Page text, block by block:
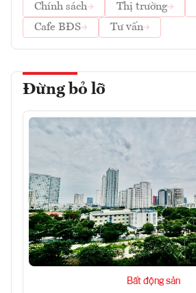
Chính sách
Thị trường
Cafe BĐS
Tư vấn
Đừng bỏ lỡ
Bất động sản